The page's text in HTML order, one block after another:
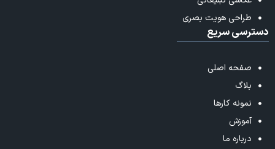
طراحی هویت بصری
سریع
صفحه اصلی
بلاگ
نمونه کارها
آموزش
درباره ما